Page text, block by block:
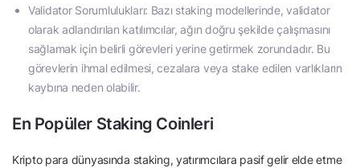
Validator Sorumlulukları: Bazı staking modellerinde, validator
olarak adlandırılan katılımcılar, ağın doğru şekilde çalışmasını
sağlamak için belirli görevleri yerine getirmek zorundadır. Bu
görevlerin ihmal edilmesi, cezalara veya stake edilen varlıkların
kaybına neden olabilir.
En Popüler Staking Coinleri
Kripto para dünyasında staking, yatırımcılara pasif gelir elde etme